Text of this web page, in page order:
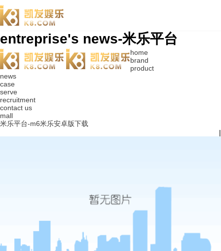
entreprise's news-米乐平台
home
brand
product
news
case
serve
recruitment
contact us
mall
米乐平台-m6米乐安卓版下载
|